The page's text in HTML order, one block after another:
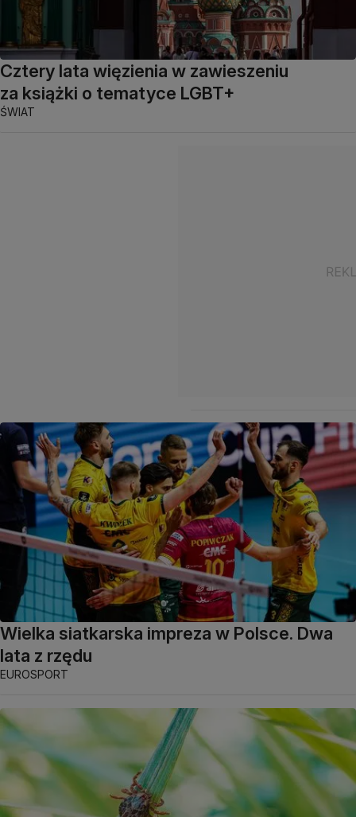
Cztery lata więzienia w zawieszeniu
za książki o tematyce LGBT+
ŚWIAT
Wielka siatkarska impreza w Polsce. Dwa
lata z rzędu
EUROSPORT